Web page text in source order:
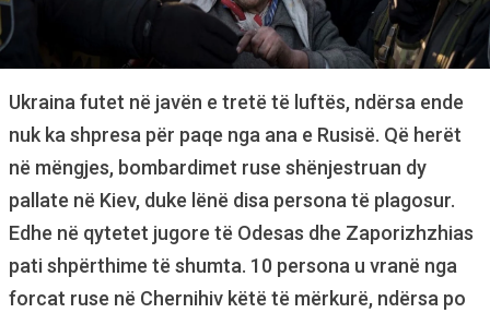
Ukraina futet në javën e tretë të luftës, ndërsa ende
nuk ka shpresa për paqe nga ana e Rusisë. Që herët
në mëngjes, bombardimet ruse shënjestruan dy
pallate në Kiev, duke lënë disa persona të plagosur.
Edhe në qytetet jugore të Odesas dhe Zaporizhzhias
pati shpërthime të shumta. 10 persona u vranë nga
forcat ruse në Chernihiv këtë të mërkurë, ndërsa po